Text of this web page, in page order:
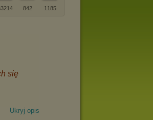
1185
842
Ukryj opis